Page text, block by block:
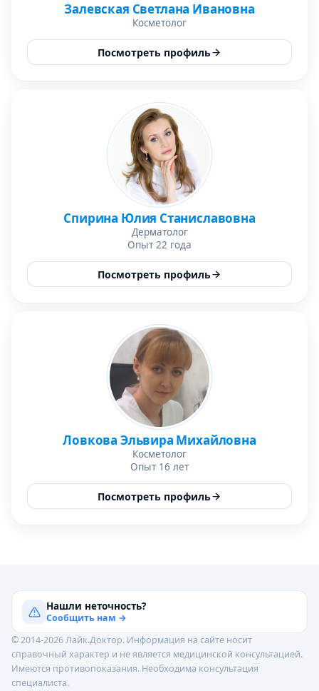
Залевская Светлана Ивановна
Косметолог
Посмотреть профиль
Спирина Юлия Станиславовна
Дерматолог
Опыт 22 года
Посмотреть профиль
Ловкова Эльвира Михайловна
Косметолог
Опыт 16 лет
Посмотреть профиль
Нашли неточность?
Сообщить нам →
© 2014-2026 Лайк.Доктор. Информация на сайте носит
справочный характер и не является медицинской консультацией.
Имеются противопоказания. Необходима консультация
специалиста.